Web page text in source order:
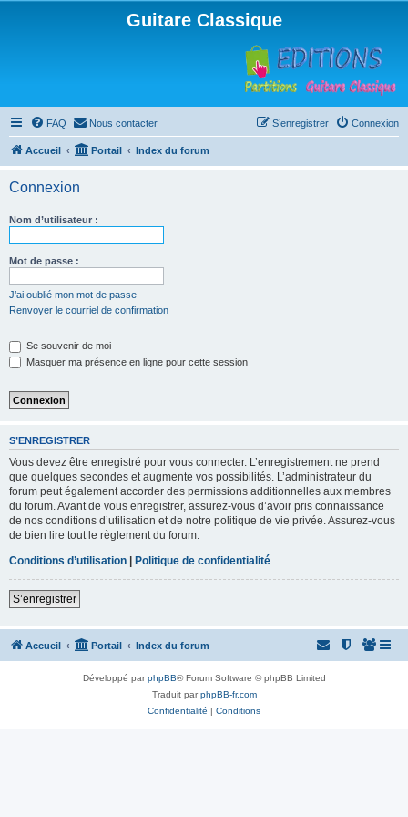
Guitare Classique
FAQ Nous contacter Connexion
S’enregistrer
Accueil Portail Index du forum
Connexion
Nom d’utilisateur :
Mot de passe :
J’ai oublié mon mot de passe
Renvoyer le courriel de confirmation
Se souvenir de moi
Masquer ma présence en ligne pour cette session
S’ENREGISTRER
Vous devez être enregistré pour vous connecter. L’enregistrement ne prend
que quelques secondes et augmente vos possibilités. L’administrateur du
forum peut également accorder des permissions additionnelles aux membres
du forum. Avant de vous enregistrer, assurez-vous d’avoir pris connaissance
de nos conditions d’utilisation et de notre politique de vie privée. Assurez-vous
de bien lire tout le règlement du forum.
Conditions d’utilisation | Politique de confidentialité
S’enregistrer
Accueil Portail Index du forum
Développé parphpBB® Forum Software © phpBB Limited
Traduit parphpBB-fr.com
Confidentialité | Conditions